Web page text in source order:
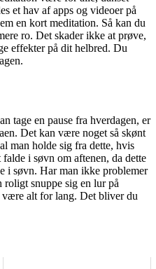
et hav af apps og videoer på
en kort meditation. Så kan du
ro. Det skader ikke at prøve,
effekter på dit helbred. Du
tage en pause fra hverdagen, er
Det kan være noget så skønt
man holde sig fra dette, hvis
i søvn om aftenen, da dette
i søvn. Har man ikke problemer
roligt snuppe sig en lur på
alt for lang. Det bliver du